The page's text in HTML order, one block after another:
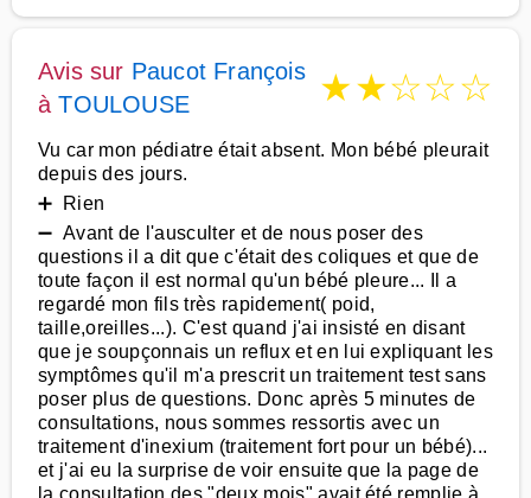
Avis sur Paucot François
àTOULOUSE ★★☆☆☆
Vu car mon pédiatre était absent. Mon bébé pleurait
depuis des jours.
➕ Rien
➖ Avant de l'ausculter et de nous poser des
questions il a dit que c'était des coliques et que de
toute façon il est normal qu'un bébé pleure... Il a
regardé mon fils très rapidement( poid,
taille,oreilles...). C'est quand j'ai insisté en disant
que je soupçonnais un reflux et en lui expliquant les
symptômes qu'il m'a prescrit un traitement test sans
poser plus de questions. Donc après 5 minutes de
consultations, nous sommes ressortis avec un
traitement d'inexium (traitement fort pour un bébé)...
et j'ai eu la surprise de voir ensuite que la page de
la consultation des "deux mois" avait été remplie à